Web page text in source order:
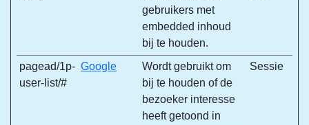
gebruikers met
embedded inhoud
bij te houden.
pagead/1p-
user-list/#
Google
Wordt gebruikt om
bij te houden of de
bezoeker interesse
heeft getoond in
Sessie